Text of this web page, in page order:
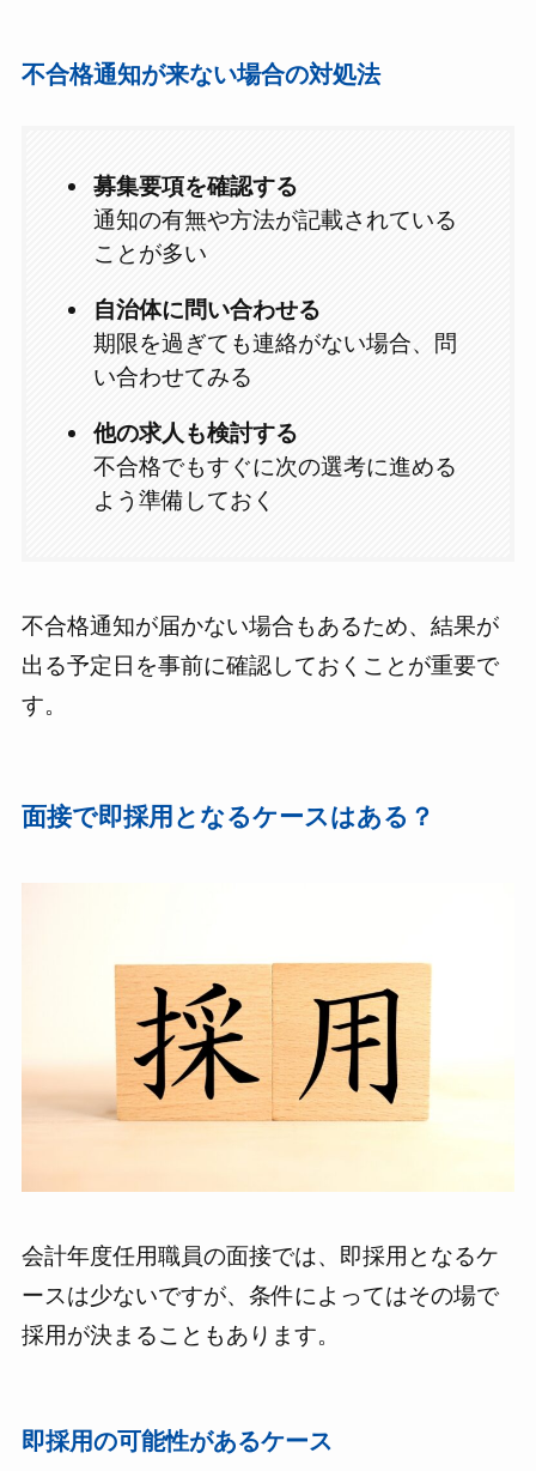
不合格通知が来ない場合の対処法
募集要項を確認する
通知の有無や方法が記載されている
ことが多い
自治体に問い合わせる
期限を過ぎても連絡がない場合、問
い合わせてみる
他の求人も検討する
不合格でもすぐに次の選考に進める
よう準備しておく
不合格通知が届かない場合もあるため、結果が
出る予定日を事前に確認しておくことが重要で
す。
面接で即採用となるケースはある？
会計年度任用職員の面接では、即採用となるケ
ースは少ないですが、条件によってはその場で
採用が決まることもあります。
即採用の可能性があるケース